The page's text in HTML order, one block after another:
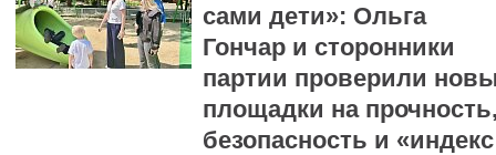
сами дети»: Ольга
Гончар и сторонники
партии проверили
площадки на
безопасность и